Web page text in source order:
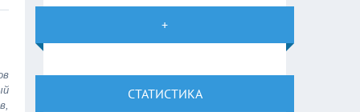
+
СТАТИСТИКА